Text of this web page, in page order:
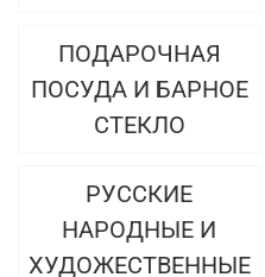
ПОДАРОЧНАЯ
ПОСУДА И БАРНОЕ
СТЕКЛО
РУССКИЕ
НАРОДНЫЕ И
ХУДОЖЕСТВЕННЫЕ